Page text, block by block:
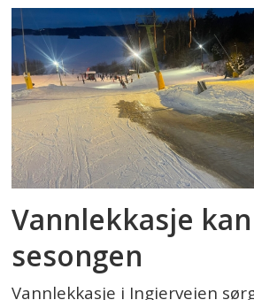
Vannlekkasje
sesongen
Vannlekkasje i Ingierveien